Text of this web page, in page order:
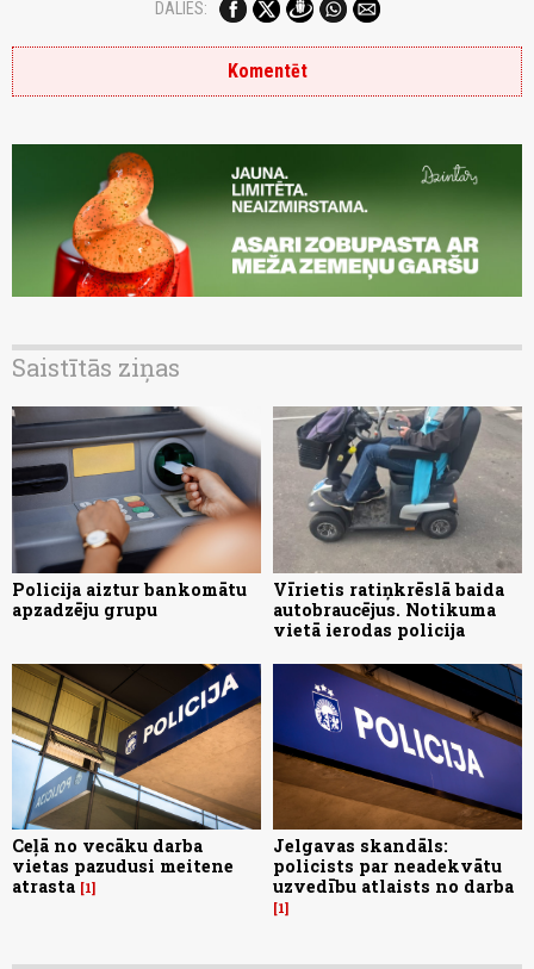
DALIES:
Komentēt
Saistītās ziņas
Policija aiztur bankomātu
apzadzēju grupu
Vīrietis ratiņkrēslā baida
autobraucējus. Notikuma
vietā ierodas policija
Ceļā no vecāku darba
vietas pazudusi meitene
atrasta 1
Jelgavas skandāls:
policists par neadekvātu
uzvedību atlaists no darba
1